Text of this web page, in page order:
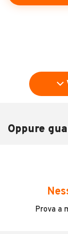
Moto in
Oppure
Prova a